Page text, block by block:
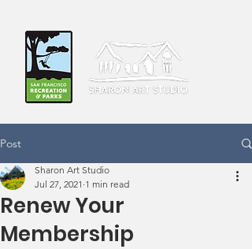
Post
Renew Your
Membership
Sharon Art Studio
Jul 27, 2021 1 min read